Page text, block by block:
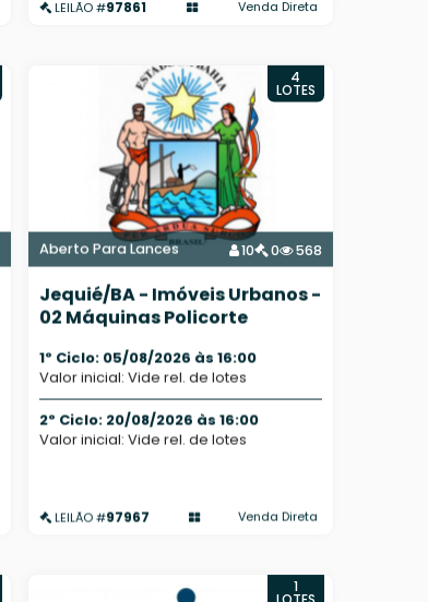
LEILÃO #97861 Venda Direta
Aberto Para Lances 10 0 568
4
LOTES
Jequié/BA - Imóveis Urbanos -
02 Máquinas Policorte
1º Ciclo: 05/08/2026 às 16:00
Valor inicial: Vide rel. de lotes
2º Ciclo: 20/08/2026 às 16:00
Valor inicial: Vide rel. de lotes
LEILÃO #97967 Venda Direta
1